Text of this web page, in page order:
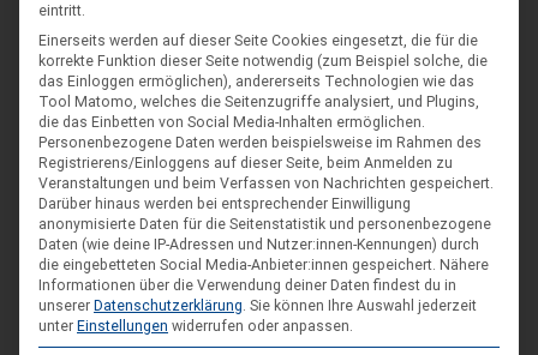
4. Sep. 26
Hameln
04
Sep.
Spieleseminar - Werde zur Spielfigur“ -
Spiele im XXL-Format
4. Sep. 26
Suderburg
[alle Veranstaltungen]
eintritt.
Einerseits werden auf dieser Seite Cookies eingesetzt, die für die
korrekte Funktion dieser Seite notwendig (zum Beispiel solche, die
das Einloggen ermöglichen), andererseits Technologien wie das
Tool Matomo, welches die Seitenzugriffe analysiert, und Plugins,
die das Einbetten von Social Media-Inhalten ermöglichen.
Personenbezogene Daten werden beispielsweise im Rahmen des
Registrierens/Einloggens auf dieser Seite, beim Anmelden zu
Veranstaltungen und beim Verfassen von Nachrichten gespeichert.
Darüber hinaus werden bei entsprechender Einwilligung
anonymisierte Daten für die Seitenstatistik und personenbezogene
Daten (wie deine IP-Adressen und Nutzer:innen-Kennungen) durch
die eingebetteten Social Media-Anbieter:innen gespeichert. Nähere
Informationen über die Verwendung deiner Daten findest du in
unserer Datenschutzerklärung Sie können Ihre Auswahl jederzeit
unter Einstellungen widerrufen oder anpassen.